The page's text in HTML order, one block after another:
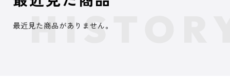
最近見た商品がありません。